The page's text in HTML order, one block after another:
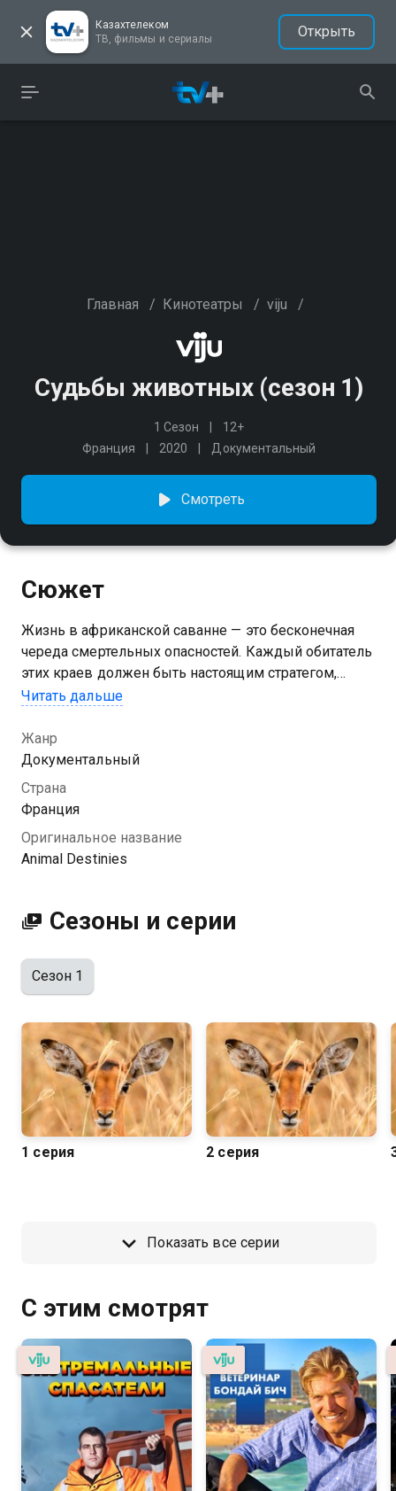
Казахтелеком
ТВ, фильмы и сериалы
Открыть
Главная / Кинотеатры / viju /
Судьбы животных (сезон 1)
1 Сезон
12+
Франция
2020 Документальный
Смотреть
Сюжет
Жизнь в африканской саванне — это бесконечная
череда смертельных опасностей. Каждый обитатель
этих краев должен быть настоящим стратегом,
чтобы просто раз за разом встречать новый день.
жирафы, леопарды — выбирают собственную
тактику выживания.
Посмотреть онлайн 1 сезон сериала Судьбы
животных вы можете совершенно бесплатно в
хорошем HD качестве на Казахтелеком
Читать дальше
Жанр
Документальный
Страна
Франция
Оригинальное название
Animal Destinies
Сезоны и серии
Сезон 1
1 серия 2 серия
Показать все серии
С этим смотрят